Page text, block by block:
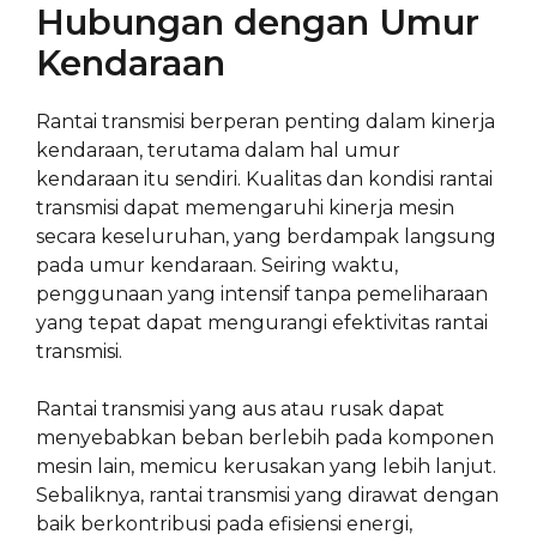
Hubungan dengan Umur
Kendaraan
Rantai transmisi berperan penting dalam kinerja
kendaraan, terutama dalam hal umur
kendaraan itu sendiri. Kualitas dan kondisi rantai
transmisi dapat memengaruhi kinerja mesin
secara keseluruhan, yang berdampak langsung
pada umur kendaraan. Seiring waktu,
penggunaan yang intensif tanpa pemeliharaan
yang tepat dapat mengurangi efektivitas rantai
transmisi.
Rantai transmisi yang aus atau rusak dapat
menyebabkan beban berlebih pada komponen
mesin lain, memicu kerusakan yang lebih lanjut.
Sebaliknya, rantai transmisi yang dirawat dengan
baik berkontribusi pada efisiensi energi,